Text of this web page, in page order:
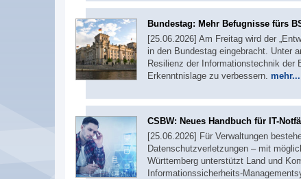
Bundestag: Mehr Befugnisse fürs
[25.06.2026] Am Freitag wird der
in den Bundestag eingebracht. Unter
Resilienz der Informationstechnik der
Erkenntnislage zu verbessern. mehr...
CSBW: Neues Handbuch für IT-
[25.06.2026] Für Verwaltungen
Datenschutzverletzungen – mit
Württemberg unterstützt Land und
Informationssicherheits-